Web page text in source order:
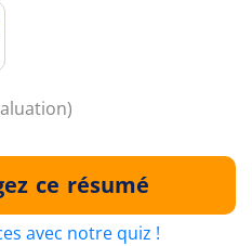
ce résumé
avec notre quiz !